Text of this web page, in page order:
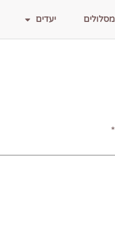
מסלולים יעדים
*